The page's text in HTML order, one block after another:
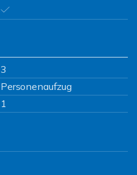
3
Personenaufzug
1